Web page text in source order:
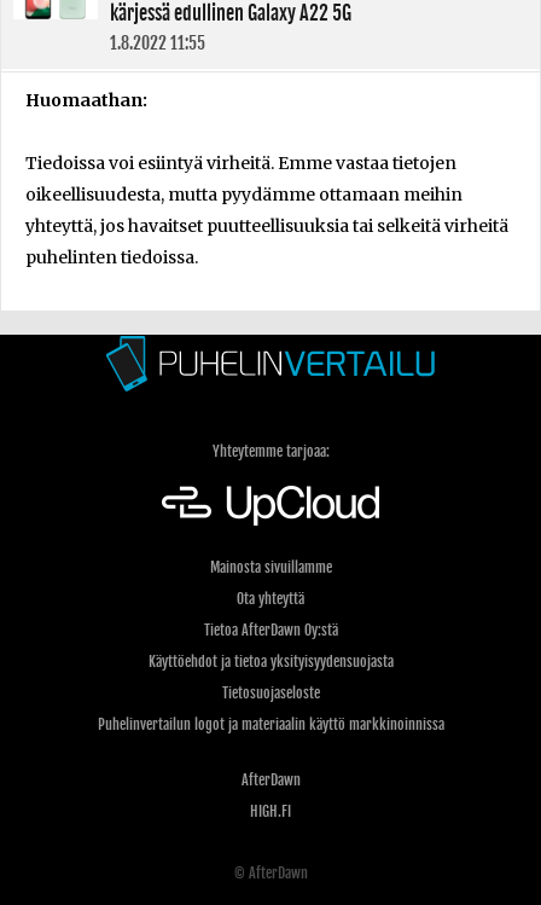
kärjessä edullinen Galaxy A22 5G
1.8.2022 11:55
Huomaathan:
Tiedoissa voi esiintyä virheitä. Emme vastaa tietojen
oikeellisuudesta, mutta pyydämme ottamaan meihin
yhteyttä, jos havaitset puutteellisuuksia tai selkeitä virheitä
puhelinten tiedoissa.
Yhteytemme tarjoaa:
Mainosta sivuillamme
Ota yhteyttä
Tietoa AfterDawn Oy:stä
Käyttöehdot ja tietoa yksityisyydensuojasta
Tietosuojaseloste
Puhelinvertailun logot ja materiaalin käyttö markkinoinnissa
AfterDawn
HIGH.FI
© AfterDawn